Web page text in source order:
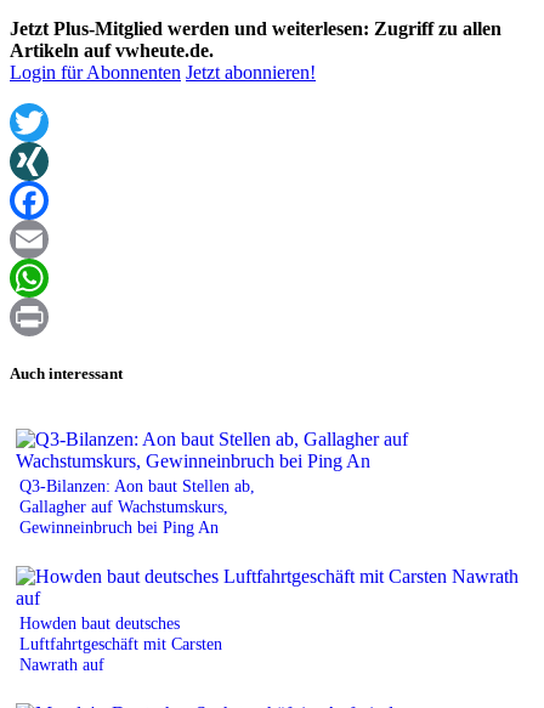
Jetzt Plus-Mitglied werden und weiterlesen: Zugriff zu allen
Artikeln auf vwheute.de.
Login für Abonnenten Jetzt abonnieren!
Twitter
XING
Facebook
Email
WhatsApp
Auch interessant
Q3-Bilanzen: Aon baut Stellen ab,
Gallagher auf Wachstumskurs,
Gewinneinbruch bei Ping An
Howden baut deutsches
Luftfahrtgeschäft mit Carsten
Nawrath auf